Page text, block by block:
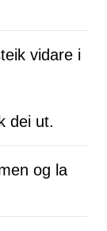
vidare i
dei ut.
og la